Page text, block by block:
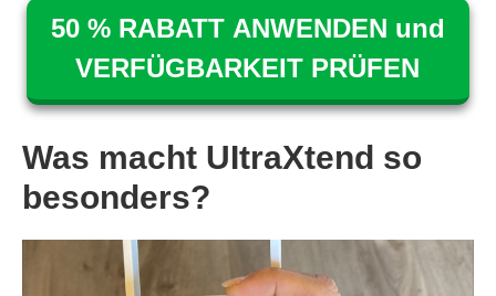
50 % RABATT ANWENDEN und
VERFÜGBARKEIT PRÜFEN
Was macht UItraXtend so
besonders?